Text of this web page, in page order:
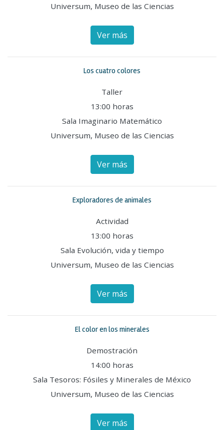
Universum, Museo de las Ciencias
Ver más
Los cuatro colores
Taller
13:00 horas
Sala Imaginario Matemático
Universum, Museo de las Ciencias
Ver más
Exploradores de animales
Actividad
13:00 horas
Sala Evolución, vida y tiempo
Universum, Museo de las Ciencias
Ver más
El color en los minerales
Demostración
14:00 horas
Sala Tesoros: Fósiles y Minerales de México
Universum, Museo de las Ciencias
Ver más